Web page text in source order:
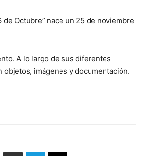
Octubre” nace un 25 de noviembre
A lo largo de sus diferentes
objetos, imágenes y documentación.